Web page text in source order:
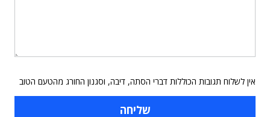
אין לשלוח תגובות הכוללות דברי הסתה, דיבה, וסגנון החורג מהטעם הטוב